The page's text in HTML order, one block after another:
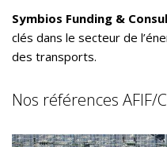
Symbios Funding &
clés dans le secteur de
des transports.
Nos références AFIF/